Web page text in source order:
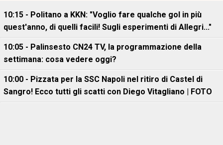
10:15 - Politano a KKN: "Voglio fare qualche gol in più
quest'anno, di quelli facili! Sugli esperimenti di Allegri..."
10:05 - Palinsesto CN24 TV, la programmazione della
settimana: cosa vedere oggi?
10:00 - Pizzata per la SSC Napoli nel ritiro di Castel di
Sangro! Ecco tutti gli scatti con Diego Vitagliano | FOTO